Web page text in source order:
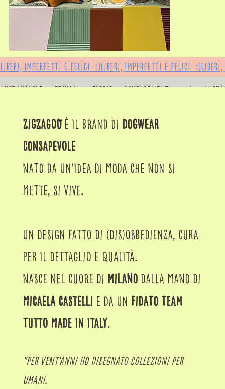
sustainable  _  ethical  _  fabric  _  development       ;-)
liberi, imperfetti e felici  :)
ZigZagoOè il brand di dogwear
consapevole
nato da un'idea di moda che non si
mette, si vive.
un design fatto di (dis)obbedienza, cura
per il dettaglio e qualità.
nasce nel cuore di Milano dalla mano di
micaela castelli e da un fidato team
tutto made in italy.
"per vent’anni ho disegnato collezioni per
umani.